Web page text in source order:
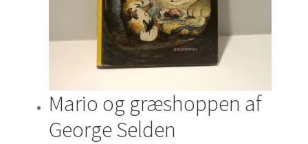
Mario og græshoppen af
George Selden